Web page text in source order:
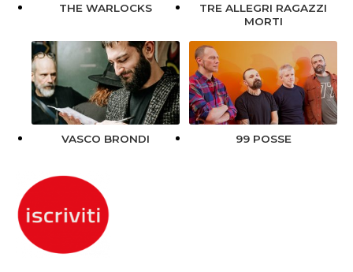
THE WARLOCKS
TRE ALLEGRI RAGAZZI
MORTI
VASCO BRONDI 99 POSSE